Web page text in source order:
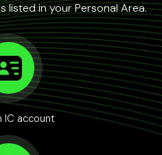
listed in your Personal Area.
IC account